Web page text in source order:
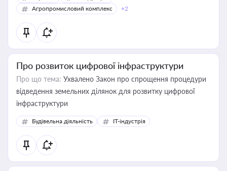
Агропромисловий комплекс
+2
Про розвиток цифрової інфраструктури
Про що тема: Ухвалено Закон про спрощення процедури
відведення земельних ділянок для розвитку цифрової
інфраструктури
Будівельна діяльність IT-індустрія